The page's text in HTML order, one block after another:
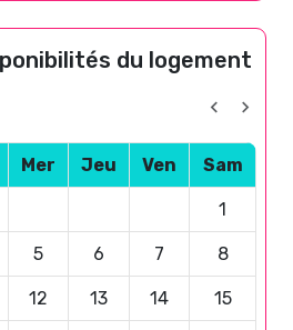
du logement
Mer Jeu Ven Sam
1
5 6 7 8
12 13 14 15